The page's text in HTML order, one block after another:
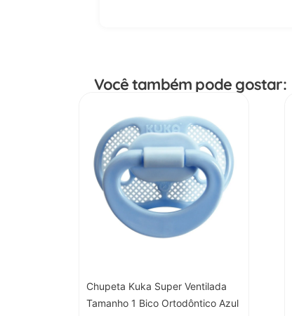
Você também pode gostar:
Chupeta Kuka Super Ventilada
Tamanho 1 Bico Ortodôntico Azul